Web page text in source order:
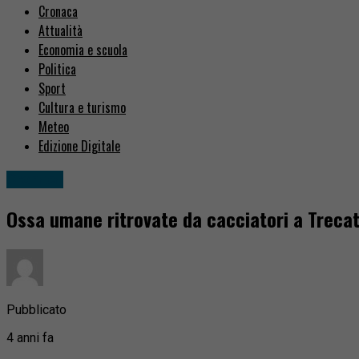
Cronaca
Attualità
Economia e scuola
Politica
Sport
Cultura e turismo
Meteo
Edizione Digitale
Ossa umane ritrovate da cacciatori a
Pubblicato
4 anni fa